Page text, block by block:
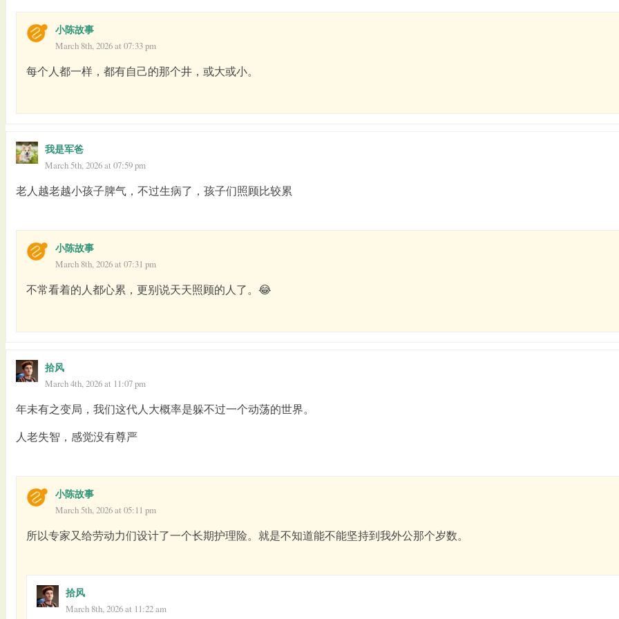
小陈故事
March 8th, 2026 at 07:33 pm
每个人都一样，都有自己的那个井，或大或小。
我是军爸
March 5th, 2026 at 07:59 pm
老人越老越小孩子脾气，不过生病了，孩子们照顾比较累
小陈故事
March 8th, 2026 at 07:31 pm
不常看着的人都心累，更别说天天照顾的人了。😂
拾风
March 4th, 2026 at 11:07 pm
年未有之变局，我们这代人大概率是躲不过一个动荡的世界。
人老失智，感觉没有尊严
小陈故事
March 5th, 2026 at 05:11 pm
所以专家又给劳动力们设计了一个长期护理险。就是不知道能不能坚持到我外公那个岁数。
拾风
March 8th, 2026 at 11:22 am